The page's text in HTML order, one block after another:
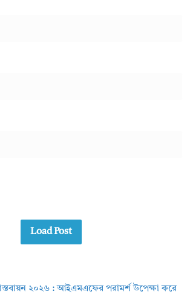
Load Post
২০২৬ : আইএমএফের পরামর্শ উপেক্ষা করে